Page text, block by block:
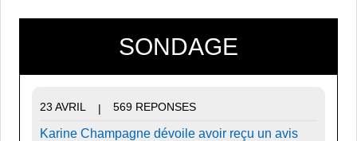
SONDAGE
23 AVRIL | 569 REPONSES
Karine Champagne dévoile avoir reçu un avis